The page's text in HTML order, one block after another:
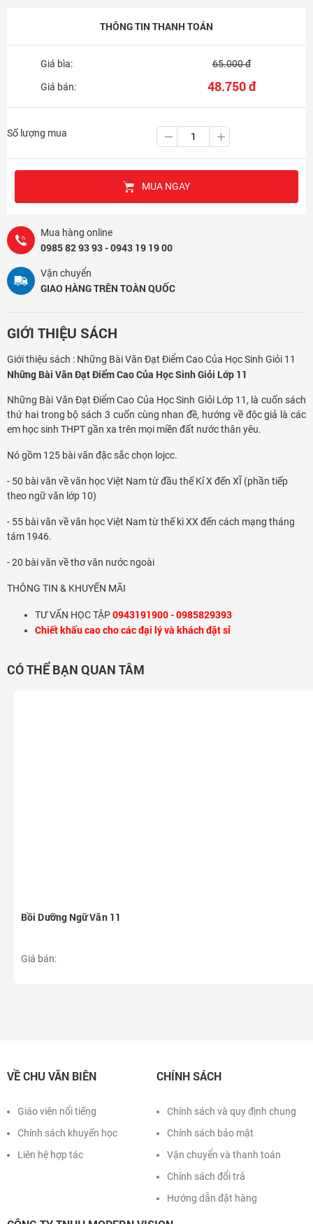
THÔNG TIN THANH TOÁN
Giá bìa:
Giá bán:
65.000 đ
48.750 đ
Số lượng mua
MUA NGAY
Mua hàng online
0985 82 93 93 - 0943 19 19 00
Vận chuyển
GIAO HÀNG TRÊN TOÀN QUỐC
GIỚI THIỆU SÁCH
Giới thiệu sách : Những Bài Văn Đạt Điểm Cao Của Học Sinh Giỏi 11
Những Bài Văn Đạt Điểm Cao Của Học Sinh Giỏi Lớp 11
Những Bài Văn Đạt Điểm Cao Của Học Sinh Giỏi Lớp 11, là cuốn sách
thứ hai trong bộ sách 3 cuốn cùng nhan đề, hướng về độc giả là các
em học sinh THPT gần xa trên mọi miền đất nước thân yêu.
Nó gồm 125 bài văn đặc sắc chọn lojcc.
- 50 bài văn về văn học Việt Nam từ đầu thế Kỉ X đến XĨ (phần tiếp
theo ngữ văn lớp 10)
- 55 bài văn về văn học Việt Nam từ thế kì XX đến cách mạng tháng
tám 1946.
- 20 bài văn về thơ văn nước ngoài
THÔNG TIN & KHUYẾN MÃI
TƯ VẤN HỌC TẬP0943191900 - 0985829393
Chiết khấu cao cho các đại lý và khách đặt sỉ
CÓ THỂ BẠN QUAN TÂM
Bồi Dưỡng Ngữ Văn 11
Giá bán:
VỀ CHU VĂN BIÊN
Giáo viên nổi tiếng
Chính sách khuyến học
Liên hệ hợp tác
CHÍNH SÁCH
Chính sách và quy định chung
Chính sách bảo mật
Vận chuyển và thanh toán
Chính sách đổi trả
Hướng dẫn đặt hàng